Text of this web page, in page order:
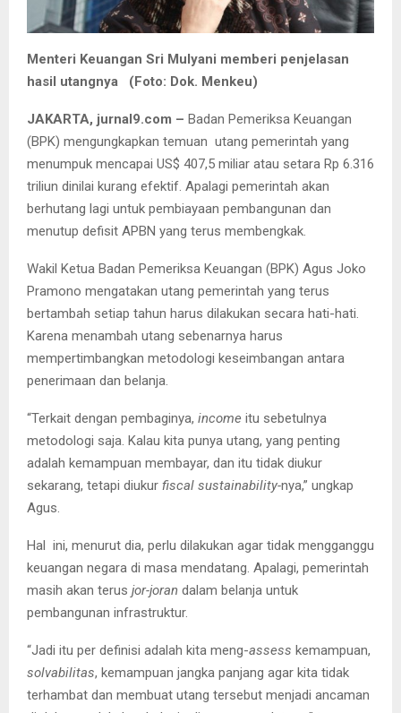
Menteri Keuangan Sri Mulyani memberi penjelasan
hasil utangnya (Foto: Dok. Menkeu)
JAKARTA, jurnal9.com – Badan Pemeriksa Keuangan
(BPK) mengungkapkan temuan utang pemerintah yang
menumpuk mencapai US$ 407,5 miliar atau setara Rp 6.316
triliun dinilai kurang efektif. Apalagi pemerintah akan
berhutang lagi untuk pembiayaan pembangunan dan
menutup defisit APBN yang terus membengkak.
Wakil Ketua Badan Pemeriksa Keuangan (BPK) Agus Joko
Pramono mengatakan utang pemerintah yang terus
bertambah setiap tahun harus dilakukan secara hati-hati.
Karena menambah utang sebenarnya harus
mempertimbangkan metodologi keseimbangan antara
penerimaan dan belanja.
“Terkait dengan pembaginya, income itu sebetulnya
metodologi saja. Kalau kita punya utang, yang penting
adalah kemampuan membayar, dan itu tidak diukur
sekarang, tetapi diukur fiscal sustainability-nya,” ungkap
Agus.
Hal ini, menurut dia, perlu dilakukan agar tidak mengganggu
keuangan negara di masa mendatang. Apalagi, pemerintah
masih akan terus jor-joran dalam belanja untuk
pembangunan infrastruktur.
“Jadi itu per definisi adalah kita meng-assess kemampuan,
solvabilitas, kemampuan jangka panjang agar kita tidak
terhambat dan membuat utang tersebut menjadi ancaman